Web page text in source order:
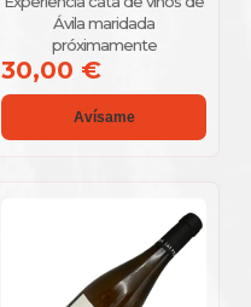
Ávila maridada
próximamente
30,00 €
Avísame